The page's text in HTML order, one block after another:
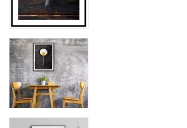
Köksposters
Svartvita posters
Minimalistiska bilder
Naturposters
People & Fashion
Retro & vintage
Texttavlor & typografi